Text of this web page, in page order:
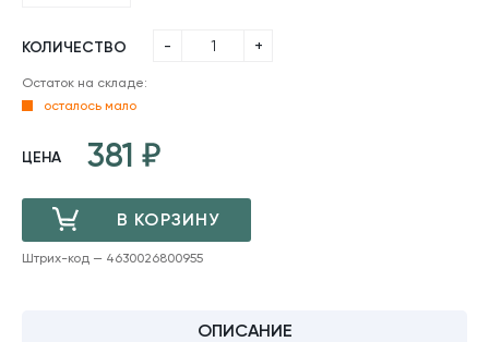
КОЛИЧЕСТВО - +
Остаток на складе:
осталось мало
ЦЕНА 381
Штрих-код — 4630026800955
В КОРЗИНУ
ДОБАВЛЕНО
ОПИСАНИЕ